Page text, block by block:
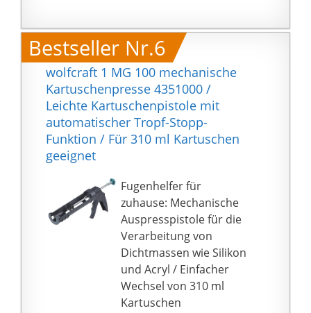
Extrem einfache
Handhabung durch
eine Kraftübersetzung
von 4000N (~400kg),
kein Nachlaufen und
eine robuste
Materialstärke von
>2mm ermöglichen
Verarbeitung von aller
Art Klebstoffen ohne
Ermüdung
✅ MAXIMALE
ROBUSTHEIT – bei
unseren
Kartuschenpistolen
werden ausschließlich
Bestseller Nr.6
wolfcraft 1 MG 100 mechanische
Kartuschenpresse 4351000 /
Leichte Kartuschenpistole mit
automatischer Tropf-Stopp-
Funktion / Für 310 ml Kartuschen
geeignet
Fugenhelfer für
zuhause: Mechanische
Auspresspistole für die
Verarbeitung von
Dichtmassen wie Silikon
und Acryl / Einfacher
Wechsel von 310 ml
Kartuschen